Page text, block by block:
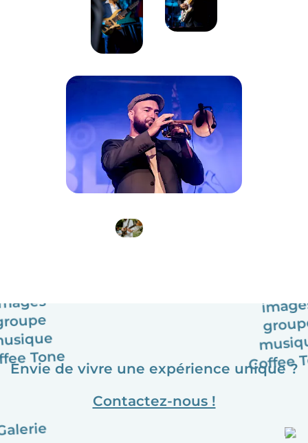
Envie de vivre une expérience unique ?
Contactez-nous !